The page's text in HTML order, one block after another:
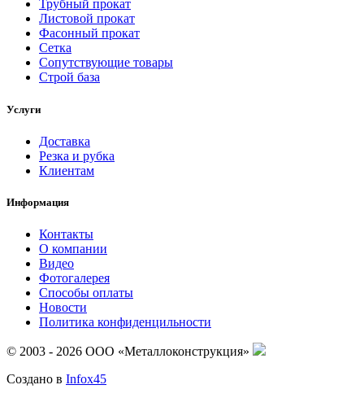
Трубный прокат
Листовой прокат
Фасонный прокат
Сетка
Сопутствующие товары
Строй база
Услуги
Доставка
Резка и рубка
Клиентам
Информация
Контакты
О компании
Видео
Фотогалерея
Способы оплаты
Новости
Политика конфиденцильности
© 2003 - 2026 ООО «Металлоконструкция»
Создано в Infox45